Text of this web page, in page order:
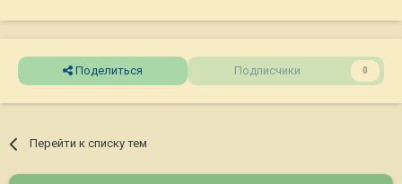
Поделиться Подписчики 0
Перейти к списку тем